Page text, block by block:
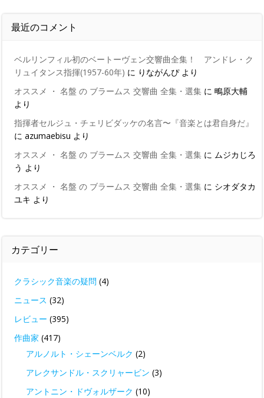
最近のコメント
ベルリンフィル初のベートーヴェン交響曲全集！ アンドレ・ク
リュイタンス指揮(1957-60年) に りながんぴより
オススメ ・ 名盤 の ブラームス 交響曲 全集・選集 に 鴫原大輔
より
指揮者セルジュ・チェリビダッケの名言〜『音楽とは君自身だ』
に azumaebisu より
オススメ ・ 名盤 の ブラームス 交響曲 全集・選集 に ムジカじろ
う より
オススメ ・ 名盤 の ブラームス 交響曲 全集・選集 に シオダタカ
ユキ より
カテゴリー
クラシック音楽の疑問 (4)
ニュース (32)
レビュー (395)
作曲家 (417)
アルノルト・シェーンベルク (2)
アレクサンドル・スクリャービン (3)
アントニン・ドヴォルザーク (10)